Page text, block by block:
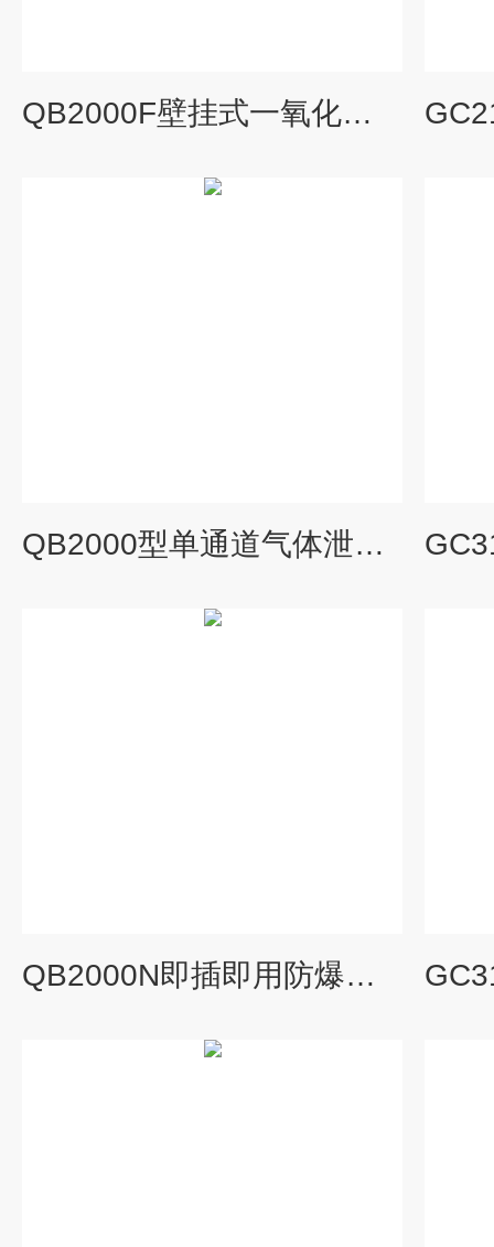
QB2000F壁挂式一氧化氮泄漏探测器自带声光报警防爆型
QB2000型单通道气体泄露检测控制器山东新疆热销
QB2000N即插即用防爆型二氧化氮探测器 探头